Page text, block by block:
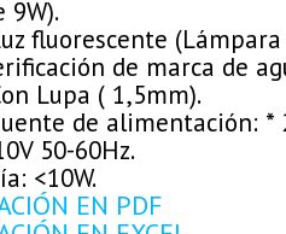
9W).
fluorescente
de marca de
Lupa ( 1,5mm).
de alimentación: *
50-60Hz.
<10W.
EN PDF